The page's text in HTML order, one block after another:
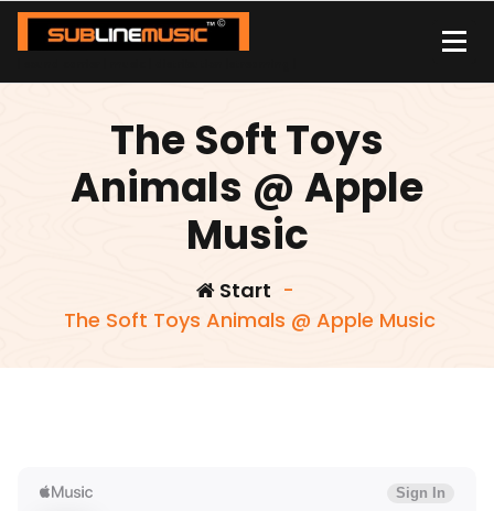
Zum
Inhalt
The Soft Toys
Animals @ Apple
Music
Start -
The Soft Toys Animals @ Apple Music